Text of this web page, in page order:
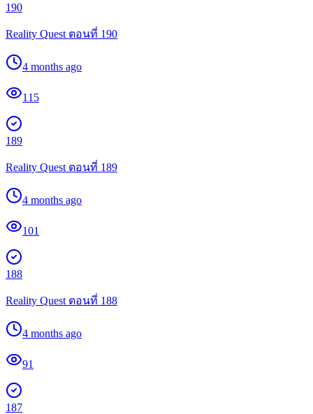
190
Reality Quest ตอนที่ 190
4 months ago
115
189
Reality Quest ตอนที่ 189
4 months ago
101
188
Reality Quest ตอนที่ 188
4 months ago
91
187